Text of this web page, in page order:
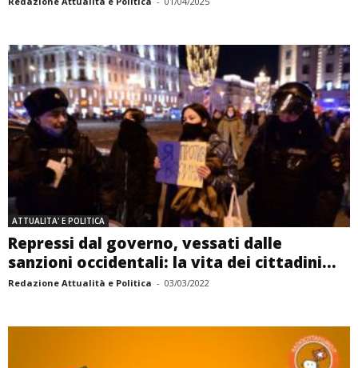
ATTUALITA' E POLITICA
Repressi dal governo, vessati dalle
sanzioni occidentali: la vita dei cittadini...
Redazione Attualità e Politica - 03/03/2022